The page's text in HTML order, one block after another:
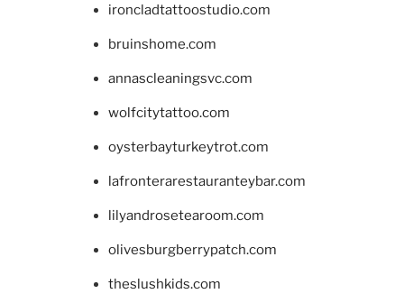
ironcladtattoostudio.com
bruinshome.com
annascleaningsvc.com
wolfcitytattoo.com
oysterbayturkeytrot.com
lafronterarestauranteybar.com
lilyandrosetearoom.com
olivesburgberrypatch.com
theslushkids.com